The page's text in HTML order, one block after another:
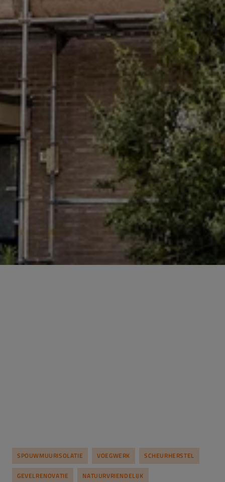
SPOUWMUURISOLATIE VOEGWERK SCHEURHERSTEL
GEVELRENOVATIE NATUURVRIENDELIJK